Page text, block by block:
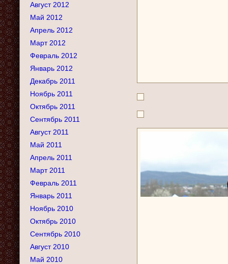
Август 2012
Май 2012
Апрель 2012
Март 2012
Февраль 2012
Январь 2012
Декабрь 2011
Ноябрь 2011
Октябрь 2011
Сентябрь 2011
Август 2011
Май 2011
Апрель 2011
Март 2011
Февраль 2011
Январь 2011
Ноябрь 2010
Октябрь 2010
Сентябрь 2010
Август 2010
Май 2010